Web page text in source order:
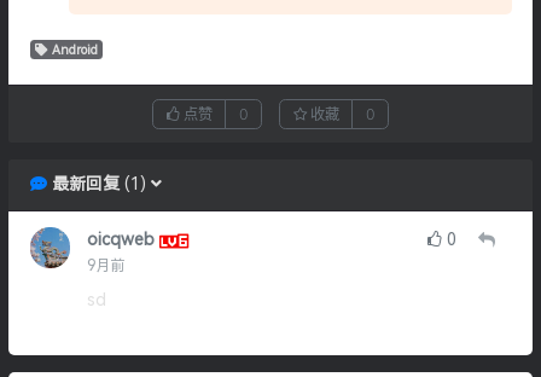
Android
点赞 0 收藏 0
最新回复( 1 )
oicqweb
9月前
0
sd